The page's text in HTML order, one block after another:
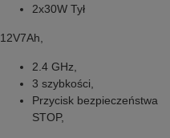
2x30W Tył
12V7Ah,
2.4 GHz,
3 szybkości,
Przycisk bezpieczeństwa
STOP,